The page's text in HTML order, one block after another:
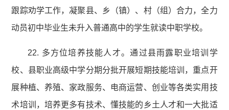
跟踪劝学工作，凝聚县、乡（镇）、村（组）合力，全力
动员初中毕业生未升入普通高中的学生就读中职学校。
22. 多方位培养技能人才。通过县雨露职业培训学
校、县职业高级中学分期分批开展短期技能培训，重点开
展种植、养殖、家政服务、电商运营、创业等各类实用技
术培训，培养更多有技术、懂技能的乡土人才和一大批适